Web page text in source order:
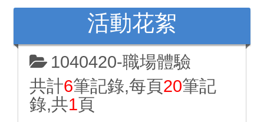
活動花絮
1040420-職場體驗
共計6筆記錄,每頁20筆記
錄,共1頁